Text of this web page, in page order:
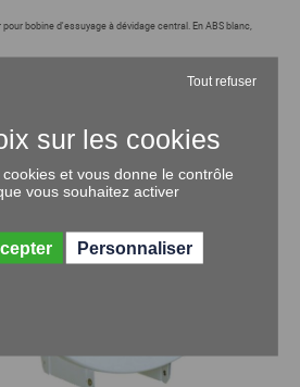
bobine d'essuyage à dévidage central. En ABS blanc,
et vous donne le contrôle
vous souhaitez activer
Tout refuser
Personnaliser